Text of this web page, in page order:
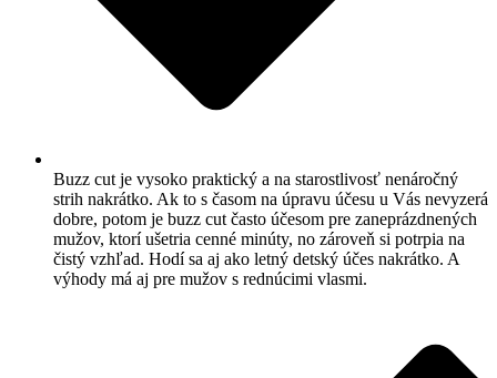
Buzz cut je vysoko praktický a na starostlivosť nenáročný
strih nakrátko. Ak to s časom na úpravu účesu u Vás nevyzerá
dobre, potom je buzz cut často účesom pre zaneprázdnených
mužov, ktorí ušetria cenné minúty, no zároveň si potrpia na
čistý vzhľad. Hodí sa aj ako letný detský účes nakrátko. A
výhody má aj pre mužov s rednúcimi vlasmi.